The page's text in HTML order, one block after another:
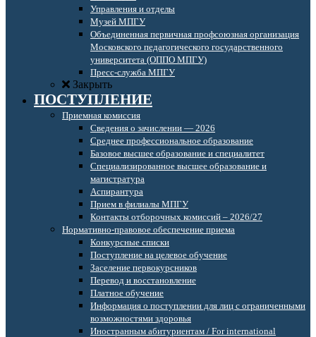
Управления и отделы
Музей МПГУ
Объединенная первичная профсоюзная организация
Московского педагогического государственного
университета (ОППО МПГУ)
Пресс-служба МПГУ
Закрыть
ПОСТУПЛЕНИЕ
Приемная комиссия
Сведения о зачислении — 2026
Среднее профессиональное образование
Базовое высшее образование и специалитет
Специализированное высшее образование и
магистратура
Аспирантура
Прием в филиалы МПГУ
Контакты отборочных комиссий – 2026/27
Нормативно-правовое обеспечение приема
Конкурсные списки
Поступление на целевое обучение
Заселение первокурсников
Перевод и восстановление
Платное обучение
Информация о поступлении для лиц с ограниченными
возможностями здоровья
Иностранным абитуриентам / For international